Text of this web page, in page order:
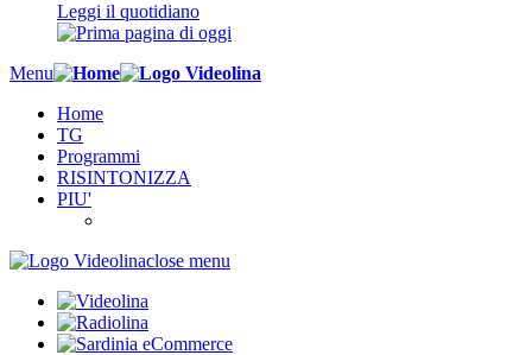
Leggi il quotidiano
Menu
Home
TG
Programmi
RISINTONIZZA
PIU'
close menu